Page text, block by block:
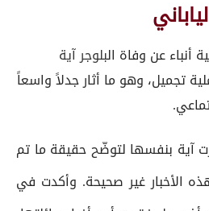
أنباء عن وفاة البلوجرآية
تجميل، وهو ما أثار جدلاً واسعاً
آية بنفسها لتوضّح حقيقة ما تم
الأخبار غير صحيحة. وأكدت في